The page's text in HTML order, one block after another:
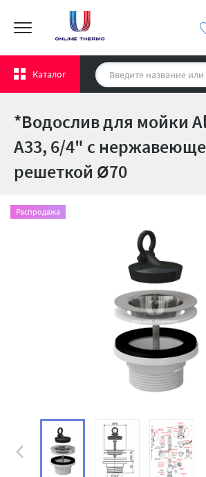
Каталог
*Водослив для мойки
A33, 6/4" с
peшeткой Ø70
Распродажа